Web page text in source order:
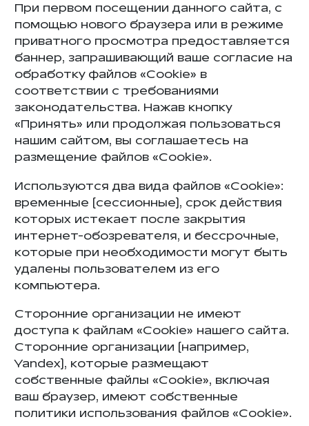
При первом посещении данного сайта, с
помощью нового браузера или в режиме
приватного просмотра предоставляется
баннер, запрашивающий ваше согласие на
обработку файлов «Cookie» в
соответствии с требованиями
законодательства. Нажав кнопку
«Принять» или продолжая пользоваться
нашим сайтом, вы соглашаетесь на
размещение файлов «Cookie».
Используются два вида файлов «Cookie»:
временные (сессионные), срок действия
которых истекает после закрытия
интернет-обозревателя, и бессрочные,
которые при необходимости могут быть
удалены пользователем из его
компьютера.
Сторонние организации не имеют
доступа к файлам «Cookie» нашего сайта.
Сторонние организации (например,
Yandex), которые размещают
собственные файлы «Cookie», включая
ваш браузер, имеют собственные
политики использования файлов «Cookie».